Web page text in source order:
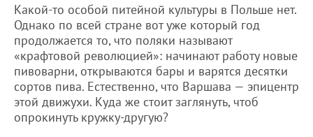
Какой-то особой питейной культуры в Польше нет.
Однако по всей стране вот уже который год
продолжается то, что поляки называют
«крафтовой революцией»: начинают работу новые
пивоварни, открываются бары и варятся десятки
сортов пива. Естественно, что Варшава — эпицентр
этой движухи. Куда же стоит заглянуть, чтоб
опрокинуть кружку-другую?